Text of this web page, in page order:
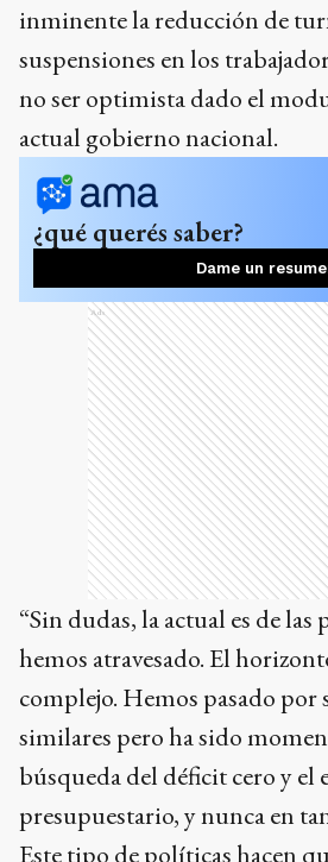
inminente la reducción de
suspensiones en los
no ser optimista dado el
actual gobierno nacional.
¿qué querés saber?
Dame un
Ads
“Sin dudas, la actual es de las
hemos atravesado. El
complejo. Hemos pasado por
similares pero ha sido
búsqueda del déficit cero y
presupuestario, y nunca en
Este tipo de políticas hacen